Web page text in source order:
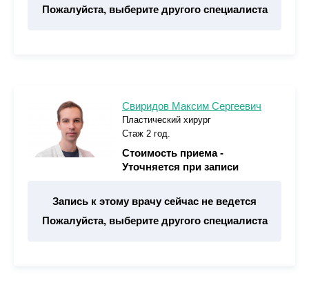
Пожалуйста, выберите другого специалиста
Свиридов Максим Сергеевич
Пластический хирург
Стаж 2 год.
Стоимость приема -
Уточняется при записи
Запись к этому врачу сейчас не ведется
Пожалуйста, выберите другого специалиста